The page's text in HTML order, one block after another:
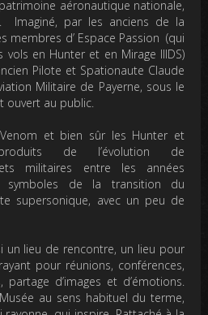
aéronautique nationale,
Imaginé, par les anciens de la
membres d’ Espace Passion (qui
en Hunter et en Mirage IIIDS)
Pilote et Spationaute Claude
Militaire de Payerne, sous le
ouvert au public.
et bien sûr les Hunter et
de l’évolution de
militaires entre les années
symboles de la transition du
supersonique, avec un peu de
un lieu de rencontre, un lieu pour
pour réunions, conférences,
partage d’images et d’émotions.
Musée au sens habituel du terme,